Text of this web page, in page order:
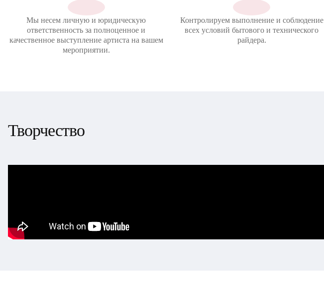
Мы несем личную и юридическую
ответственность за полноценное и
качественное выступление артиста на вашем
мероприятии.
Контролируем выполнение и соблюдение
всех условий бытового и технического
райдера.
Творчество